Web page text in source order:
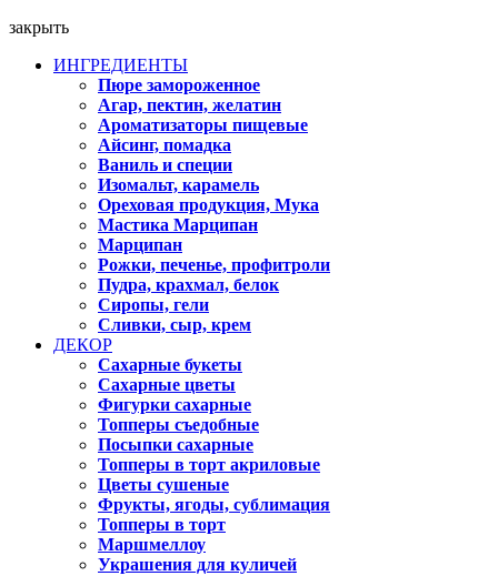
закрыть
ИНГРЕДИЕНТЫ
Пюре замороженное
Агар, пектин, желатин
Ароматизаторы пищевые
Айсинг, помадка
Ваниль и специи
Изомальт, карамель
Ореховая продукция, Мука
Мастика Марципан
Марципан
Рожки, печенье, профитроли
Пудра, крахмал, белок
Сиропы, гели
Сливки, сыр, крем
ДЕКОР
Сахарные букеты
Сахарные цветы
Фигурки сахарные
Топперы съедобные
Посыпки сахарные
Топперы в торт акриловые
Цветы сушеные
Фрукты, ягоды, сублимация
Топперы в торт
Маршмеллоу
Украшения для куличей